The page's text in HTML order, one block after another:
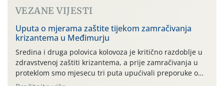
VEZANE VIJESTI
Uputa o mjerama zaštite tijekom zamračivanja
krizantema u Međimurju
Sredina i druga polovica kolovoza je kritično razdoblje u
zdravstvenoj zaštiti krizantema, a prije zamračivanja u
proteklom smo mjesecu tri puta upućivali preporuke o
preventivnim mjerama zaštite krizantema od najčešćih